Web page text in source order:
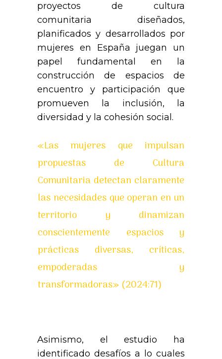
proyectos de cultura
comunitaria diseñados,
planificados y desarrollados por
mujeres en España juegan un
papel fundamental en la
construcción de espacios de
encuentro y participación que
promueven la inclusión, la
diversidad y la cohesión social.
«Las mujeres que impulsan
propuestas de Cultura
Comunitaria detectan claramente
las necesidades que operan en un
territorio y dinamizan
conscientemente espacios y
prácticas diversas, críticas,
empoderadas y
transformadoras» (2024:71)
Asimismo, el estudio ha
identificado desafíos a lo cuales